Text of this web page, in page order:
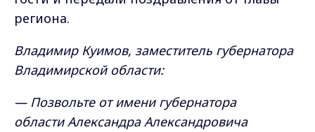
региона.
Владимир Куимов, заместитель губернатора
Владимирской области:
— Позвольте от имени губернатора
области Александра Александровича